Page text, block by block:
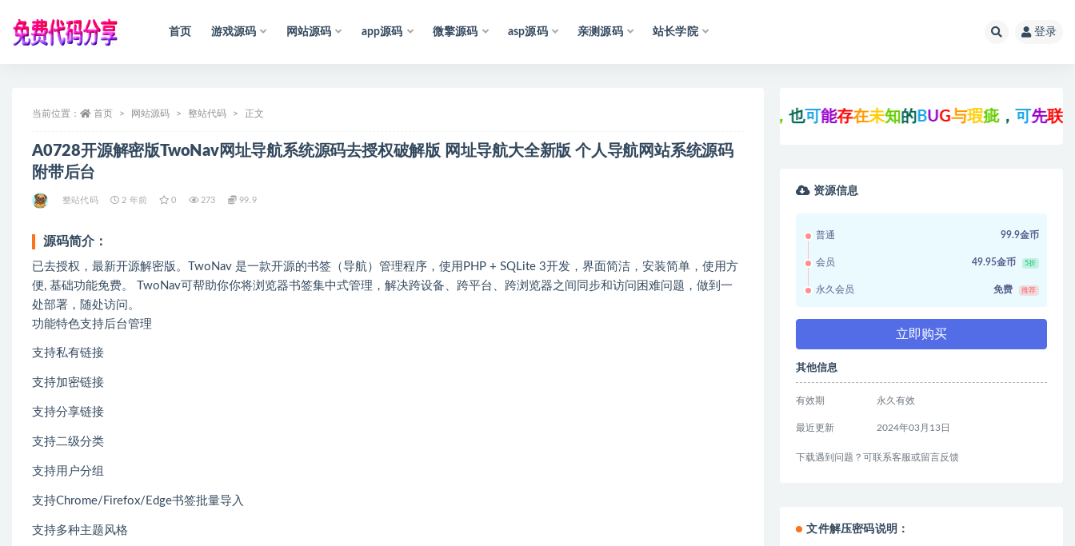
首页 游戏源码 网站源码 app源码 微擎源码 asp源码 亲测源码 站长学院 登录
当前位置： 首页 网站源码 整站代码 正文
A0728开源解密版TwoNav网址导航系统源码去授权破解版 网址导航大全新版 个人导航网站系统源码
附带后台
整站代码 2 年前 0 273 99.9
源码简介：
已去授权，最新开源解密版。TwoNav 是一款开源的书签（导航）管理程序，使用PHP + SQLite 3开发，界面简洁，安装简单，使用方
便, 基础功能免费。 TwoNav可帮助你你将浏览器书签集中式管理，解决跨设备、跨平台、跨浏览器之间同步和访问困难问题，做到一
处部署，随处访问。
功能特色支持后台管理
支持私有链接
支持加密链接
支持分享链接
支持二级分类
支持用户分组
支持Chrome/Firefox/Edge书签批量导入
支持多种主题风格
可能存在未知的BUG与瑕疵，可先联系站长
资源信息
普通 99.9金币
会员 49.95金币 5折
永久会员 免费 推荐
立即购买
其他信息
有效期 永久有效
最近更新 2024年03月13日
下载遇到问题？可联系客服或留言反馈
文件解压密码说明：